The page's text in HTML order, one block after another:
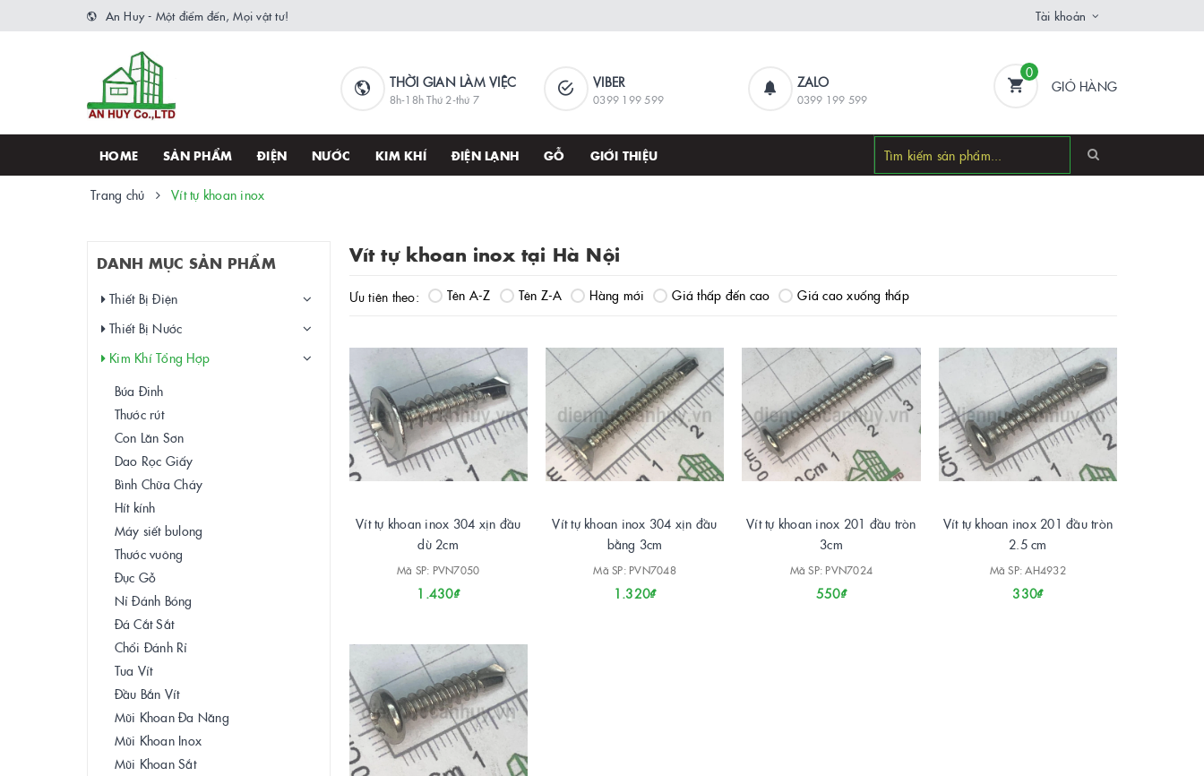
An Huy - Một điểm đến, Mọi vật tư! Tài khoản
THỜI GIAN LÀM VIỆC
8h-18h Thứ 2-thứ 7
VIBER
0399 199 599
ZALO
0399 199 599
0
GIỎ HÀNG
HOME SẢN PHẨM ĐIỆN NƯỚC KIM KHÍ ĐIỆN LẠNH GỖ GIỚI THIỆU
Trang chủ Vít tự khoan inox
Vít tự khoan inox tại Hà Nội
Ưu tiên theo: Tên A-Z Tên Z-A Hàng mới Giá thấp đến cao Giá cao xuống thấp
Vít tự khoan inox 304 xịn đầu
dù 2cm
Mã SP: PVN7050
1.430₫
Vít tự khoan inox 304 xịn đầu
bằng 3cm
Mã SP: PVN7048
1.320₫
Vít tự khoan inox 201 đầu tròn
3cm
Mã SP: PVN7024
550₫
Vít tự khoan inox 201 đầu tròn
2.5 cm
Mã SP: AH4932
330₫
DANH MỤC SẢN PHẨM
Thiết Bị Điện
Thiết Bị Nước
Kim Khí Tổng Hợp
Búa Đinh
Thước rút
Con Lăn Sơn
Dao Rọc Giấy
Bình Chữa Cháy
Hít kính
Máy siết bulong
Thước vuông
Đục Gỗ
Nỉ Đánh Bóng
Đá Cắt Sắt
Chổi Đánh Rỉ
Tua Vít
Đầu Bắn Vít
Mũi Khoan Đa Năng
Mũi Khoan Inox
Mũi Khoan Sắt